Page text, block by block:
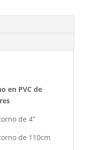
en PVC de
de 4”
de 110cm